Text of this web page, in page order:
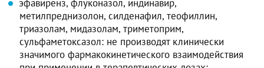
эфавиренз, флуконазол, индинавир,
метилпреднизолон, силденафил, теофиллин,
триазолам, мидазолам, триметоприм,
сульфаметоксазол: не производят клинически
значимого фармакокинетического взаимодействия